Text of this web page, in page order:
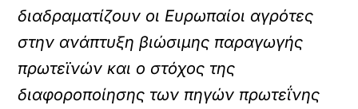
διαδραματίζουν οι Ευρωπαίοι αγρότες
στην ανάπτυξη βιώσιμης παραγωγής
πρωτεϊνών και ο στόχος της
διαφοροποίησης των πηγών πρωτεΐνης